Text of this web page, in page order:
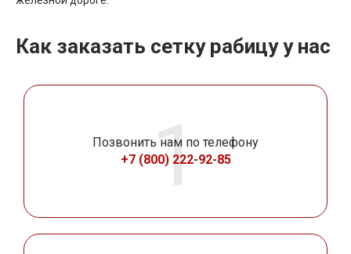
Как заказать сетку рабицу у нас
Позвонить нам по телефону
+7 (800) 222-92-85